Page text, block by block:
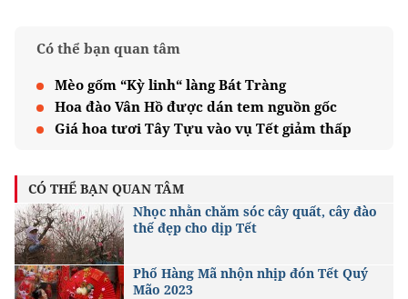
Có thể bạn quan tâm
Mèo gốm “Kỳ linh“ làng Bát Tràng
Hoa đào Vân Hồ được dán tem nguồn gốc
Giá hoa tươi Tây Tựu vào vụ Tết giảm thấp
CÓ THỂ BẠN QUAN TÂM
Nhọc nhằn chăm sóc cây quất, cây đào
thế đẹp cho dịp Tết
Phố Hàng Mã nhộn nhịp đón Tết Quý
Mão 2023